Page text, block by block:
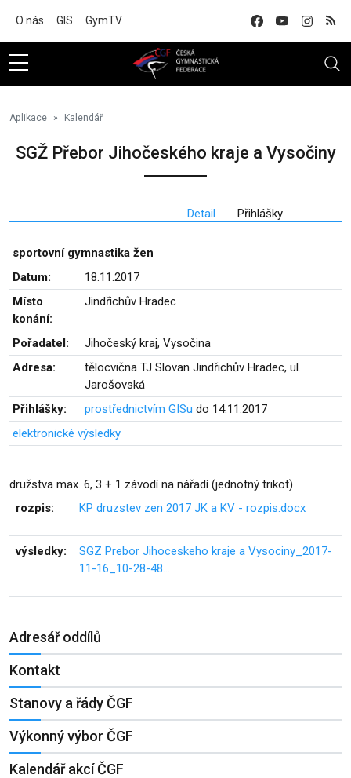
O nás GIS GymTV
Aplikace Kalendář
SGŽ Přebor Jihočeského kraje a Vysočiny
Detail Přihlášky
sportovní gymnastika žen
Datum:
18.11.2017
Místo
konání:
Jindřichův Hradec
Pořadatel:
Jihočeský kraj, Vysočina
Adresa:
tělocvična TJ Slovan Jindřichův Hradec, ul.
Jarošovská
Přihlášky:
prostřednictvím GISu do 14.11.2017
elektronické výsledky
družstva max. 6, 3 + 1 závodí na nářadí (jednotný trikot)
rozpis:
KP druzstev zen 2017 JK a KV - rozpis.docx
výsledky:
SGZ Prebor Jihoceskeho kraje a Vysociny_2017-
11-16_10-28-48…
Adresář oddílů
Kontakt
Stanovy a řády ČGF
Výkonný výbor ČGF
Kalendář akcí ČGF